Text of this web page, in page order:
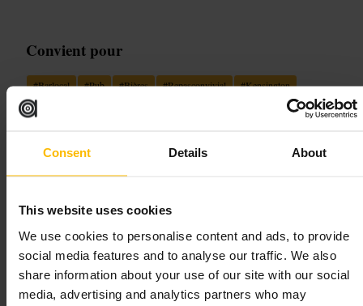
Consent Details About
This website uses cookies
We use cookies to personalise content and ads, to provide
social media features and to analyse our traffic. We also
share information about your use of our site with our social
media, advertising and analytics partners who may
Convient pour
#Barlocal #Pub #Bières #Repasconvivial #Kensington
#
est attentionné sans être intrusif. Les plats sont généreux et préparés à
tandis qu'une zone repas peut être utilisée pour des groupes.
Planifiez votre visite